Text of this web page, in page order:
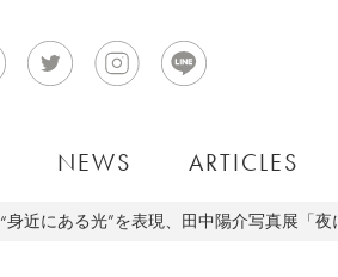
NEWS ARTICLES
“身近にある光”を表現、田中陽介写真展「夜